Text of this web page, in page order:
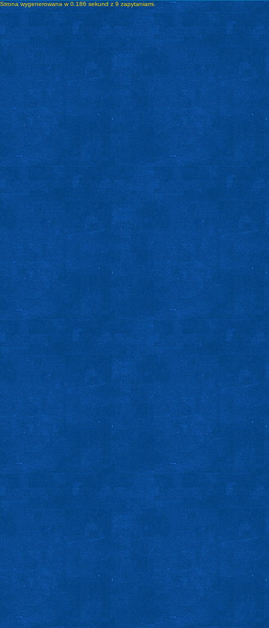
Strona wygenerowana w 0.186 sekund z 9 zapytaniami.